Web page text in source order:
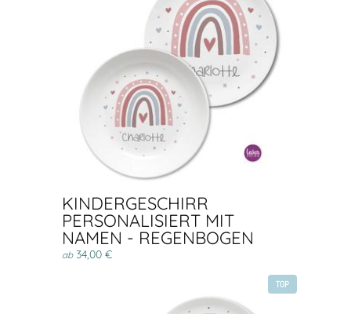
KINDERGESCHIRR
PERSONALISIERT MIT
NAMEN - REGENBOGEN
ab34,00 €
TOP